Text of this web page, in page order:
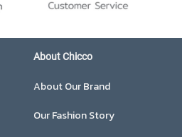
About Chicco
About Our Brand
Our Fashion Story